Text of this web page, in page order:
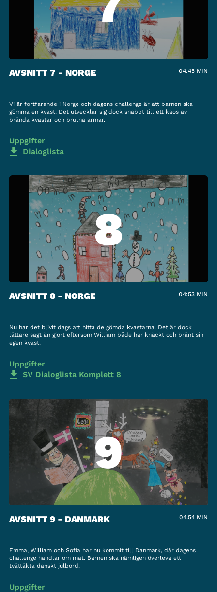
AVSNITT 7 - NORGE 04:45 MIN
Vi är fortfarande i Norge och dagens challenge är att barnen ska
gömma en kvast. Det utvecklar sig dock snabbt till ett kaos av
brända kvastar och brutna armar.
Uppgifter
Dialoglista
8
AVSNITT 8 - NORGE 04:53 MIN
Nu har det blivit dags att hitta de gömda kvastarna. Det är dock
lättare sagt än gjort eftersom William både har knäckt och bränt sin
egen kvast.
Uppgifter
SV Dialoglista Komplett 8
9
AVSNITT 9 - DANMARK 04.54 MIN
Emma, William och Sofia har nu kommit till Danmark, där dagens
challenge handlar om mat. Barnen ska nämligen överleva ett
tvättäkta danskt julbord.
Uppgifter